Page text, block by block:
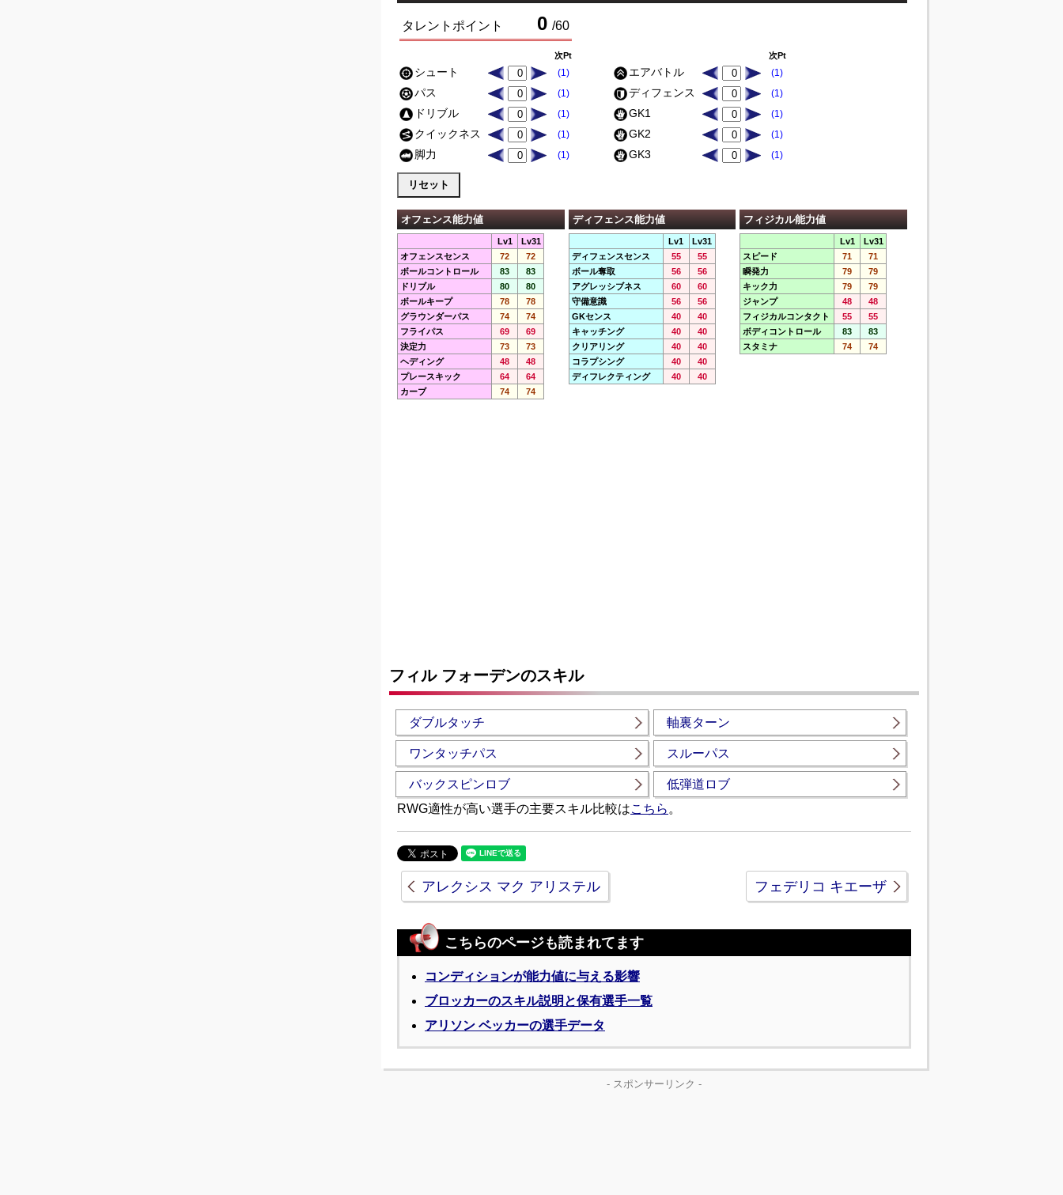
タレントポイント 0 /60
次Pt
シュート (1)
パス (1)
ドリブル (1)
クイックネス (1)
脚力 (1)
次Pt
エアバトル (1)
ディフェンス (1)
GK1 (1)
GK2 (1)
GK3 (1)
オフェンス能力値
Lv1
Lv31
オフェンスセンス
72
72
ボールコントロール
83
83
ドリブル
80
80
ボールキープ
78
78
グラウンダーパス
74
74
フライパス
69
69
決定力
73
73
ヘディング
48
48
プレースキック
64
64
カーブ
74 74
ディフェンス能力値
Lv1
Lv31
ディフェンスセンス
55
55
ボール奪取
56
56
アグレッシブネス
60
60
守備意識
56
56
GKセンス
40
40
キャッチング
40
40
クリアリング
40
40
コラプシング
40
40
ディフレクティング
40 40
フィジカル能力値
Lv1
Lv31
スピード
71
71
瞬発力
79
79
キック力
79
79
ジャンプ
48
48
フィジカルコンタクト
55
55
ボディコントロール
83
83
スタミナ
74 74
フィル フォーデンのスキル
ダブルタッチ 軸裏ターン
ワンタッチパス スルーパス
バックスピンロブ
低弾道ロブ
RWG適性が高い選手の主要スキル比較はこちら 。
アレクシス マク アリステル フェデリコ キエーザ
こちらのページも読まれてます
コンディションが能力値に与える影響
ブロッカーのスキル説明と保有選手一覧
アリソン ベッカーの選手データ
- スポンサーリンク -